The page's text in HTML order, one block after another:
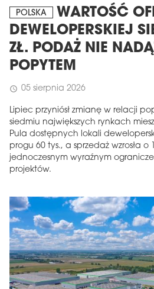
POLSKA
WARTOŚĆ
DEWELOPERSKIEJ
ZŁ. PODAŻ NIE
POPYTEM
schedule 05 sierpnia 2026
Lipiec przyniósł zmianę w relacji
siedmiu największych rynkach
Pula dostępnych lokali
progu 60 tys., a sprzedaż wzrosła
jednoczesnym wyraźnym
projektów.